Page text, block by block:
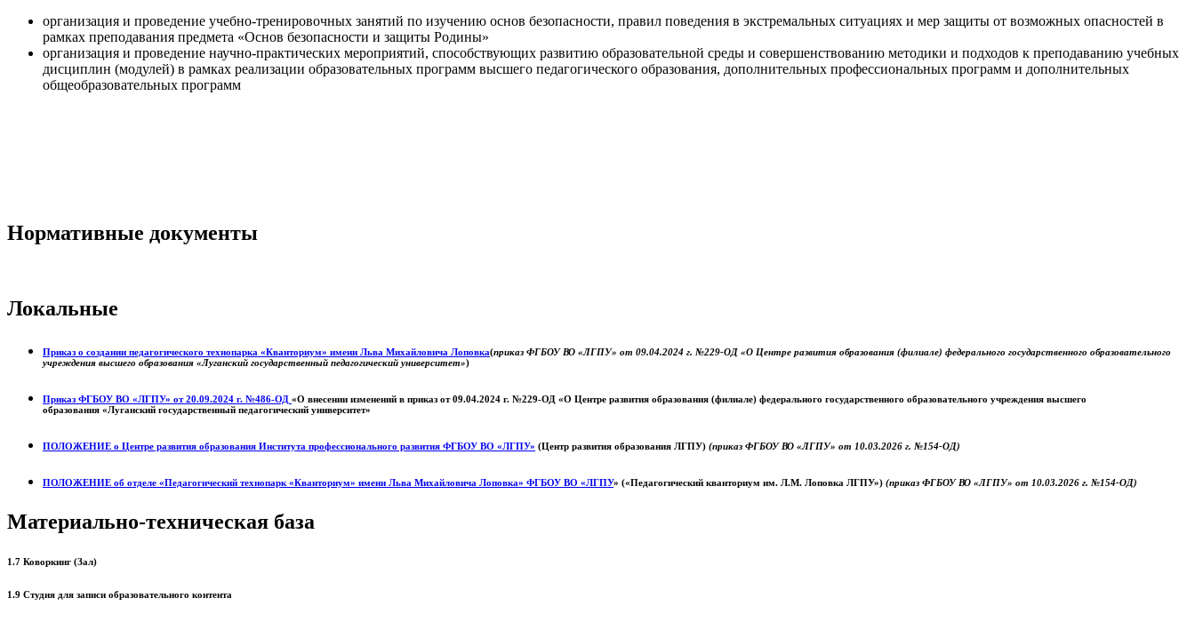
организация и проведение учебно-тренировочных занятий по изучению основ безопасности, правил поведения в экстремальных ситуациях и мер защиты от возможных опасностей в
рамках преподавания предмета «Основ безопасности и защиты Родины»
организация и проведение научно-практических мероприятий, способствующих развитию образовательной среды и совершенствованию методики и подходов к преподаванию учебных
дисциплин (модулей) в рамках реализации образовательных программ высшего педагогического образования, дополнительных профессиональных программ и дополнительных
общеобразовательных программ
Нормативные документы
Локальные
Приказ о создании педагогического технопарка «Кванториум» имени Льва Михайловича Лоповка(приказ ФГБОУ ВО «ЛГПУ» от 09.04.2024 г. №229-ОД «О Центре развития образования (филиале) федерального государственного образовательного
учреждения высшего образования «Луганский государственный педагогический университет»)
Приказ ФГБОУ ВО «ЛГПУ» от 20.09.2024 г. №486-ОД «О внесении изменений в приказ от 09.04.2024 г. №229-ОД «О Центре развития образования (филиале) федерального государственного образовательного учреждения высшего
образования «Луганский государственный педагогический университет»
ПОЛОЖЕНИЕ о Центре развития образования Института профессионального развития ФГБОУ ВО «ЛГПУ» (Центр развития образования ЛГПУ) (приказ ФГБОУ ВО «ЛГПУ» от 10.03.2026 г. №154-ОД)
ПОЛОЖЕНИЕ об отделе «Педагогический технопарк «Кванториум» имени Льва Михайловича Лоповка» ФГБОУ ВО «ЛГПУ» («Педагогический кванториум им. Л.М. Лоповка ЛГПУ») (приказ ФГБОУ ВО «ЛГПУ» от 10.03.2026 г. №154-ОД)
Материально-техническая база
1.7 Коворкинг (Зал)
1.9 Студия для записи образовательного контента